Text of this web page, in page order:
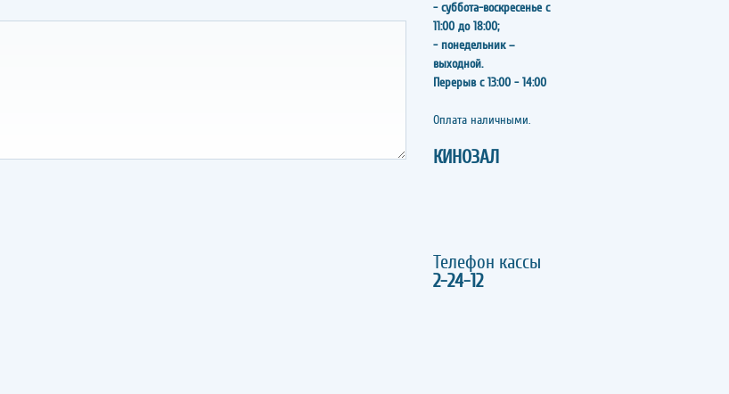
- суббота-воскресенье с
11:00 до 18:00;
- понедельник –
выходной.
Перерыв с 13:00 - 14:00
​​​​​​​Оплата наличными.
КИНОЗАЛ
Телефон кассы
2-24-12